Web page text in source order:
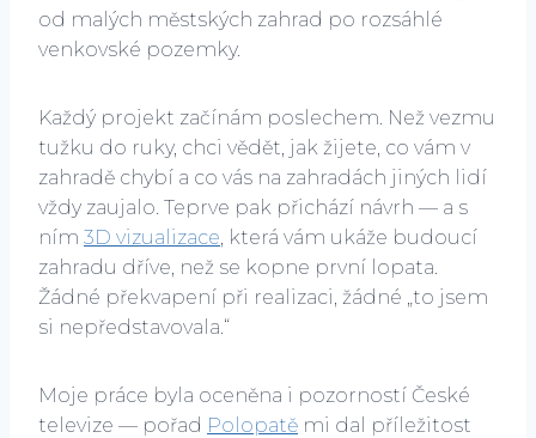
od malých městských zahrad po rozsáhlé
venkovské pozemky.
Každý projekt začínám poslechem. Než vezmu
tužku do ruky, chci vědět, jak žijete, co vám v
zahradě chybí a co vás na zahradách jiných lidí
vždy zaujalo. Teprve pak přichází návrh — a s
ním 3D vizualizace, která vám ukáže budoucí
zahradu dříve, než se kopne první lopata.
Žádné překvapení při realizaci, žádné „to jsem
si nepředstavovala.“
Moje práce byla oceněna i pozorností České
televize — pořad Polopatě mi dal příležitost